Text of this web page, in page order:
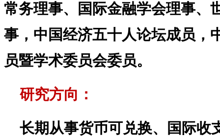
常务理事、国际金融学会理事、
事，中国经济五十人论坛成员，
员暨学术委员会委员。
研究方向：
长期从事货币可兑换、国际收